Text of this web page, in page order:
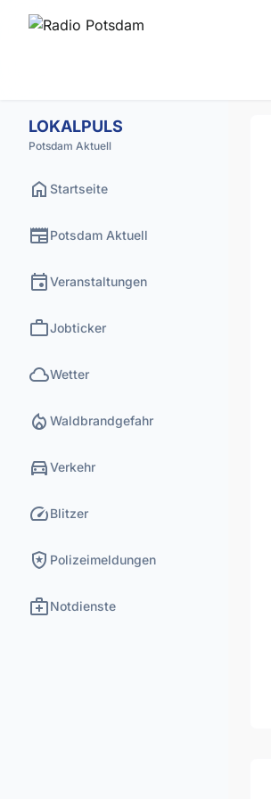
LOKALPULS
Potsdam Aktuell
home Startseite
newspaperPotsdam Aktuell
eventVeranstaltungen
workJobticker
cloudWetter
local_fire_department Waldbrandgefahr
directions_carVerkehr
speedBlitzer
local_police Polizeimeldungen
medical_servicesNotdienste